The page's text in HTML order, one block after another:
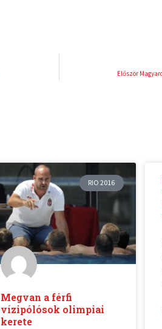
Először
RIO 2016
Megvan a férfi
vízipólósok olimpiai
kerete